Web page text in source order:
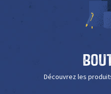
Découvrez les